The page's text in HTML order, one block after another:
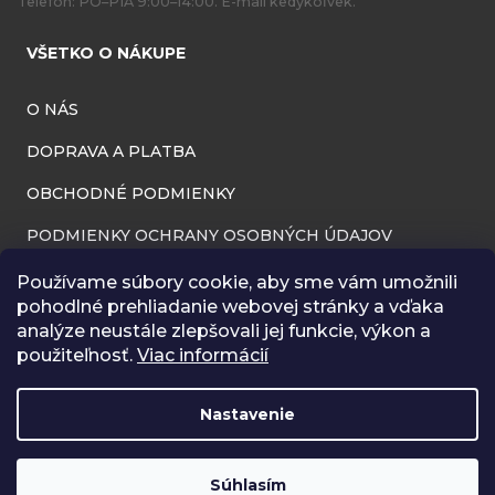
Používame súbory cookie, aby sme vám umožnili
pohodlné prehliadanie webovej stránky a vďaka
analýze neustále zlepšovali jej funkcie, výkon a
použiteľnosť. Viac informácií
Nastavenie
Súhlasím
VŠETKO O NÁKUPE
O NÁS
DOPRAVA A PLATBA
OBCHODNÉ PODMIENKY
PODMIENKY OCHRANY OSOBNÝCH ÚDAJOV
INFORMÁCIE O PREVÁDZKOVATEĽOVI
REKLAMAČNÝ PORIADOK
ODSTÚPENIE OD ZMLUVY (VRÁTENIE TOVARU)
RÔZNA GALÉRIA